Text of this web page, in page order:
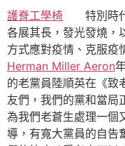
護脊工學椅 特別時代
各展其長，發光發燒，
方式應對疫情、克服疫
Herman Miller Aeron
的老黨員陸順英在《致
友們，我們的黨和當局
為我們老蒼生處理一個
導，有寬大黨員的自告